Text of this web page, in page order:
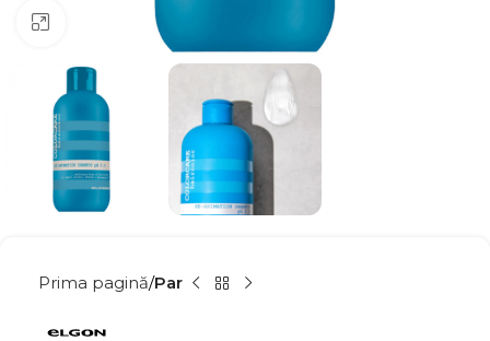
Click to enlarge
Prima pagină Par